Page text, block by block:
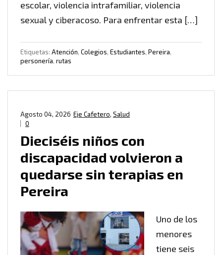
escolar, violencia intrafamiliar, violencia
sexual y ciberacoso. Para enfrentar esta […]
Etiquetas: Atención, Colegios, Estudiantes, Pereira,
personería, rutas
Eje Cafetero, Salud
Agosto 04, 2026
0
Dieciséis niños con
discapacidad volvieron a
quedarse sin terapias en
Pereira
Uno de los
menores
tiene seis